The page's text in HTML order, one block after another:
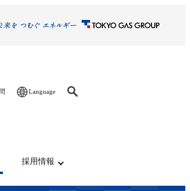
Language
採用情報